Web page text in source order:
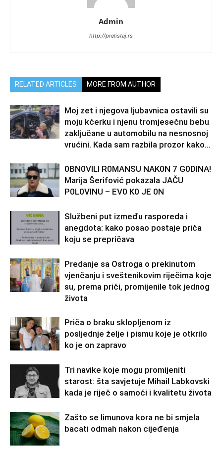
Admin
http://prelistaj.rs
RELATED ARTICLES MORE FROM AUTHOR
Moj zet i njegova ljubavnica ostavili su
moju kćerku i njenu tromjesečnu bebu
zaključane u automobilu na nesnosnoj
vrućini. Kada sam razbila prozor kako...
0BN0VlLl R0MANSU NAK0N 7 G0DlNA!
Marija Šerifović pokazala JAČU
P0L0VINU – EV0 K0 JE 0N
Službeni put između rasporeda i
anegdota: kako posao postaje priča
koju se prepričava
Predanje sa Ostroga o prekinutom
vjenčanju i sveštenikovim riječima koje
su, prema priči, promijenile tok jednog
života
Priča o braku sklopljenom iz
posljednje želje i pismu koje je otkrilo
ko je on zapravo
Tri navike koje mogu promijeniti
starost: šta savjetuje Mihail Labkovski
kada je riječ o samoći i kvalitetu života
Zašto se limunova kora ne bi smjela
bacati odmah nakon cijeđenja